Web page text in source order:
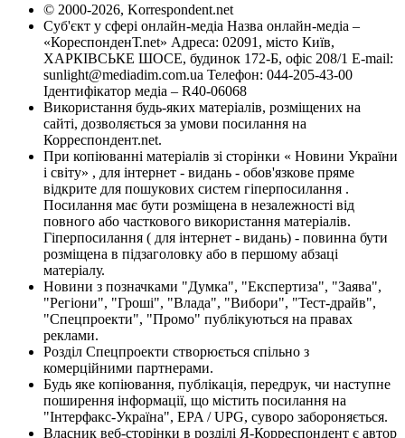
© 2000-2026, Korrespondent.net
Суб'єкт у сфері онлайн-медіа Назва онлайн-медіа –
«КореспонденТ.net» Адреса: 02091, місто Київ,
ХАРКІВСЬКЕ ШОСЕ, будинок 172-Б, офіс 208/1 E-mail:
sunlight@mediadim.com.ua Телефон: 044-205-43-00
Ідентифікатор медіа – R40-06068
Використання будь-яких матеріалів, розміщених на
сайті, дозволяється за умови посилання на
Корреспондент.net.
При копіюванні матеріалів зі сторінки « Новини України
і світу» , для інтернет - видань - обов'язкове пряме
відкрите для пошукових систем гіперпосилання .
Посилання має бути розміщена в незалежності від
повного або часткового використання матеріалів.
Гіперпосилання ( для інтернет - видань) - повинна бути
розміщена в підзаголовку або в першому абзаці
матеріалу.
Новини з позначками "Думка", "Експертиза", "Заява",
"Регіони", "Гроші", "Влада", "Вибори", "Тест-драйв",
"Спецпроекти", "Промо" публікуються на правах
реклами.
Розділ Спецпроекти створюється спільно з
комерційними партнерами.
Будь яке копіювання, публікація, передрук, чи наступне
поширення інформації, що містить посилання на
"Інтерфакс-Україна", EPA / UPG, суворо забороняється.
Власник веб-сторінки в розділі Я-Корреспондент є автор